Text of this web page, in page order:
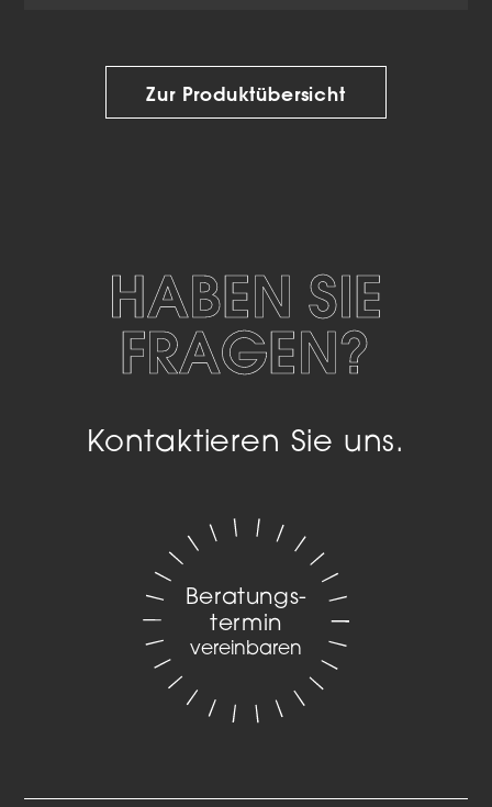
Zur Produktübersicht
HABEN SIE
FRAGEN?
Kontaktieren Sie uns.
Beratungs­
termin
vereinbaren